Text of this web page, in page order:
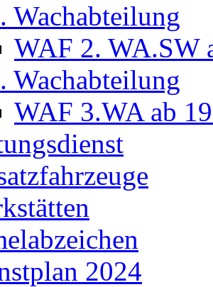
Wachabteilung
WAF 2. WA.SW
Wachabteilung
WAF 3.WA ab
2024